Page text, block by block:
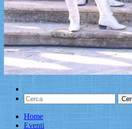
Home
Eventi